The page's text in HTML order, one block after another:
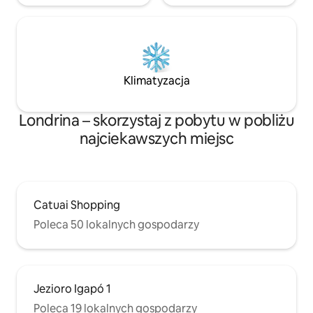
Klimatyzacja
Londrina – skorzystaj z pobytu w pobliżu
najciekawszych miejsc
Catuai Shopping
Poleca 50 lokalnych gospodarzy
Jezioro Igapó 1
Poleca 19 lokalnych gospodarzy